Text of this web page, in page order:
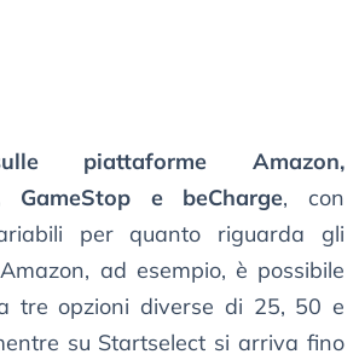
piattaforme Amazon,
GameStop e beCharge, con
per quanto riguarda gli
ad esempio, è possibile
tre opzioni diverse di 25, 50 e
su Startselect si arriva fino